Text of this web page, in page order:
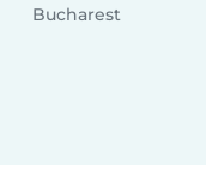
Bucharest